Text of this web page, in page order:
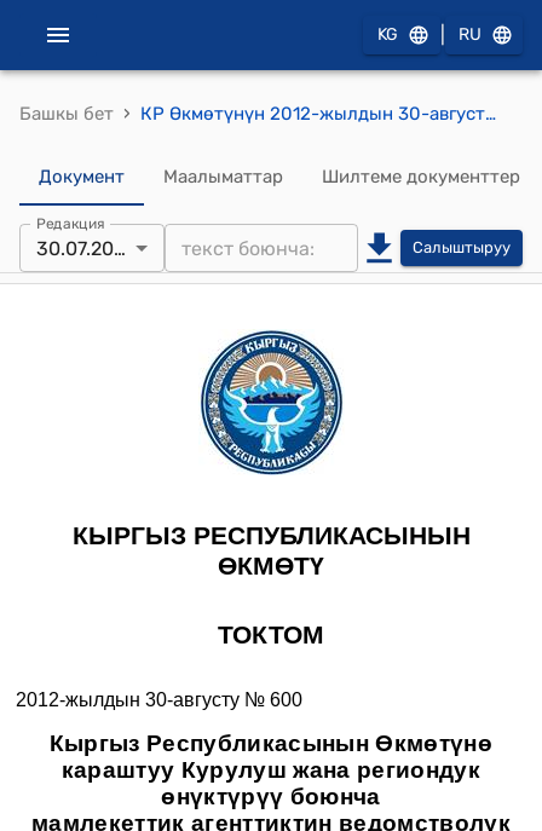
KG RU
Башкы бет › КР Өкмөтүнүн 2012-жылдын 30-августундагы № 600 "Кыргыз Республикасынын Өкмөтүнө караштуу Курулуш жана региондук өнүктүрүү боюнча мамлекеттик агенттиктин ведомстволук бөлүкчөлөрү жөнүндө жоболорду бекитүү тууралуу" токтому
Документ Маалыматтар Шилтеме документтер
Редакция
30.07.2019 Салыштыруу